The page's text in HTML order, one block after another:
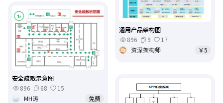
通用产品架构图
896
9
17
资深架构师
￥5
安全疏散示意图
896
68
15
MH涛
免费